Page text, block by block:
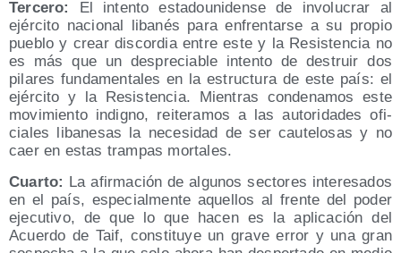
Ter­ce­ro:
El inten­to esta­dou­ni­den­se de invo­lu­crar al
ejér­ci­to nacio­nal liba­nés para enfren­tar­se a su pro­pio
pue­blo y crear dis­cor­dia entre este y la Resis­ten­cia no
es más que un des­pre­cia­ble inten­to de des­truir dos
pila­res fun­da­men­ta­les en la estruc­tu­ra de este país: el
ejér­ci­to y la Resis­ten­cia. Mien­tras con­de­na­mos este
movi­mien­to indigno, reite­ra­mos a las auto­ri­da­des ofi­
cia­les liba­ne­sas la nece­si­dad de ser cau­te­lo­sas y no
caer en estas tram­pas mortales.
Cuar­to: La afir­ma­ción de algu­nos sec­to­res intere­sa­dos
en el país, espe­cial­men­te aque­llos al fren­te del poder
eje­cu­ti­vo, de que lo que hacen es la apli­ca­ción del
Acuer­do de Taif, cons­ti­tu­ye un gra­ve error y una gran